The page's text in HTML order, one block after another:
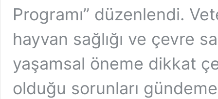
Programı” düzenlendi.
hayvan sağlığı ve çevre
yaşamsal öneme dikkat
olduğu sorunları